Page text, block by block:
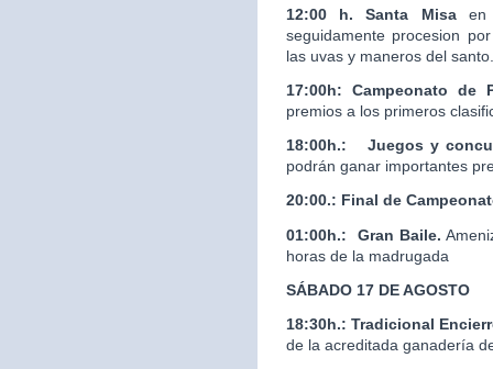
12:00 h. Santa Misaen
seguidamente procesion
las uvas y maneros del santo.
17:00h: Campeonato de
premios a los primeros
18:00h.:
Juegos y
podrán ganar importantes
20:00.: Final de
01:00h.: Gran Baile.
horas de la madrugada
SÁBADO 17 DE AGOSTO
18:30h.: Tradicional
de la acreditada ganadería